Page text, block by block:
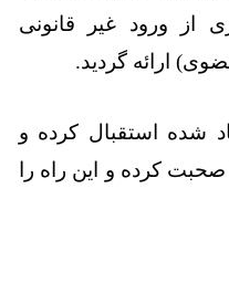
از ورود غیر قانونی
ارائه‌ گردید.
شده استقبال کرده و
کرده و این راه را